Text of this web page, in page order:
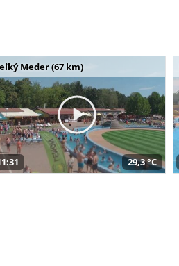
Meder (67 km)
29,3 °C